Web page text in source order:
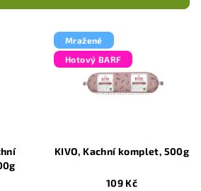
Mražené
Hotový BARF
KIVO, Kachní komplet, 500g
109 Kč